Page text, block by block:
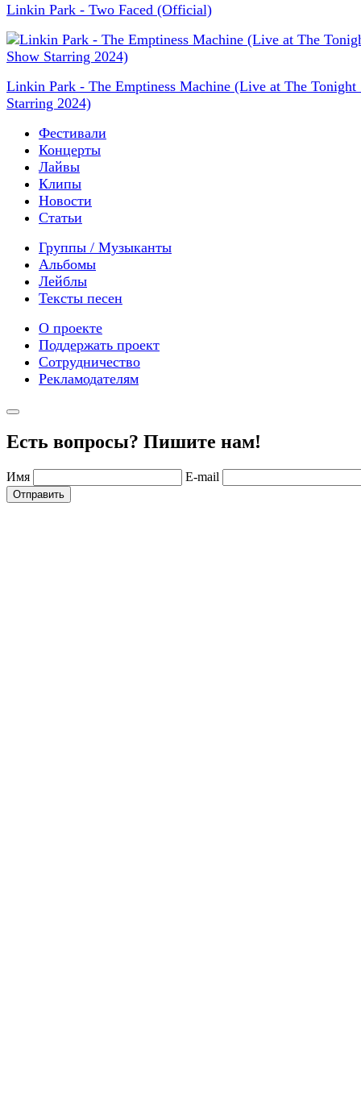
Linkin Park - Two Faced (Official)
Linkin Park - The Emptiness Machine (Live at The Tonight
Starring 2024)
Фестивали
Концерты
Лайвы
Клипы
Новости
Статьи
Группы / Музыканты
Альбомы
Лейблы
Тексты песен
О проекте
Поддержать проект
Сотрудничество
Рекламодателям
Есть вопросы? Пишите нам!
Имя E-mail